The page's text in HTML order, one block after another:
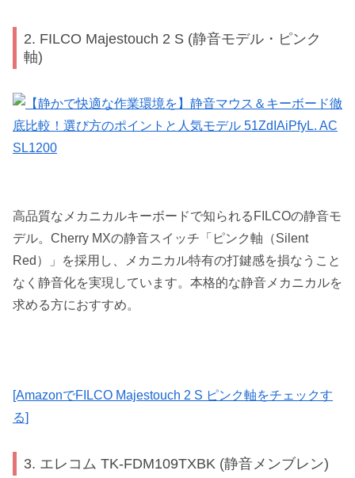
2. FILCO Majestouch 2 S (静音モデル・ピンク
軸)
高品質なメカニカルキーボードで知られるFILCOの静音モ
デル。Cherry MXの静音スイッチ「ピンク軸（Silent
Red）」を採用し、メカニカル特有の打鍵感を損なうこと
なく静音化を実現しています。本格的な静音メカニカルを
求める方におすすめ。
[AmazonでFILCO Majestouch 2 S ピンク軸をチェックす
る]
3. エレコム TK-FDM109TXBK (静音メンブレン)